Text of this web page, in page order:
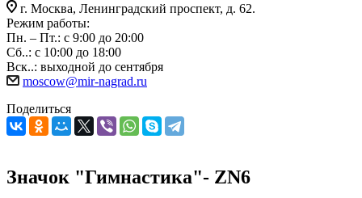
г. Москва, Ленинградский проспект, д. 62.
Режим работы:
Пн. – Пт.: с 9:00 до 20:00
Сб..: с 10:00 до 18:00
Вск..: выходной до сентября
moscow@mir-nagrad.ru
Поделиться
Значок "Гимнастика"- ZN6